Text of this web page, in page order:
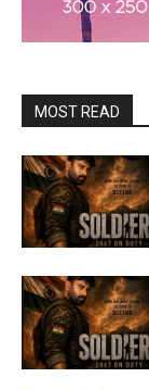
MOST READ